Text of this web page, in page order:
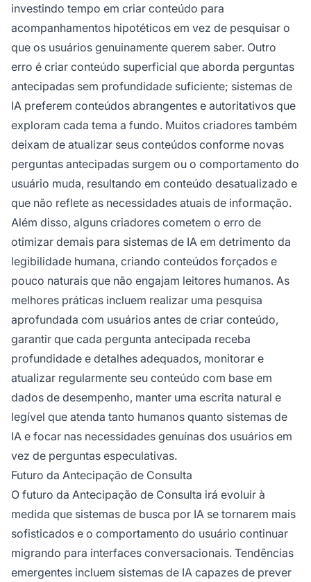
investindo tempo em criar conteúdo para
acompanhamentos hipotéticos em vez de pesquisar o
que os usuários genuinamente querem saber. Outro
erro é criar conteúdo superficial que aborda perguntas
antecipadas sem profundidade suficiente; sistemas de
IA preferem conteúdos abrangentes e autoritativos que
exploram cada tema a fundo. Muitos criadores também
deixam de atualizar seus conteúdos conforme novas
perguntas antecipadas surgem ou o comportamento do
usuário muda, resultando em conteúdo desatualizado e
que não reflete as necessidades atuais de informação.
Além disso, alguns criadores cometem o erro de
otimizar demais para sistemas de IA em detrimento da
legibilidade humana, criando conteúdos forçados e
pouco naturais que não engajam leitores humanos. As
melhores práticas incluem realizar uma pesquisa
aprofundada com usuários antes de criar conteúdo,
garantir que cada pergunta antecipada receba
profundidade e detalhes adequados, monitorar e
atualizar regularmente seu conteúdo com base em
dados de desempenho, manter uma escrita natural e
legível que atenda tanto humanos quanto sistemas de
IA e focar nas necessidades genuínas dos usuários em
vez de perguntas especulativas.
Futuro da Antecipação de Consulta
O futuro da Antecipação de Consulta irá evoluir à
medida que sistemas de busca por IA se tornarem mais
sofisticados e o comportamento do usuário continuar
migrando para interfaces conversacionais. Tendências
emergentes incluem sistemas de IA capazes de prever